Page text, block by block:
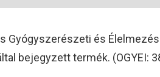
Gyógyszerészeti és
bejegyzett termék. (OGYEI: